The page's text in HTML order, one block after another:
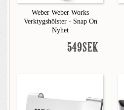
Weber Weber Works
Verktygshölster - Snap On
Nyhet
549SEK